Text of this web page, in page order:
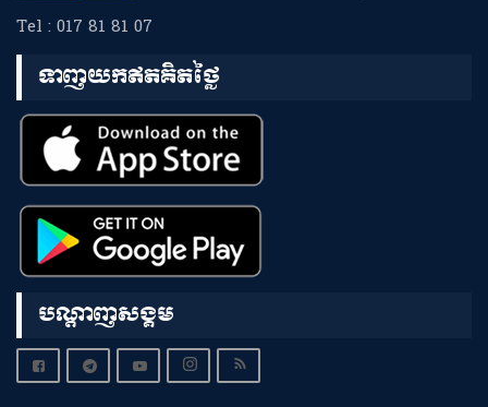
Tel : 017 81 81 07
ទាញយកឥតគិតថ្លៃ
បណ្តាញសង្គម